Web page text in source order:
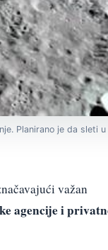
Planirano je da sleti
važan
agencije i